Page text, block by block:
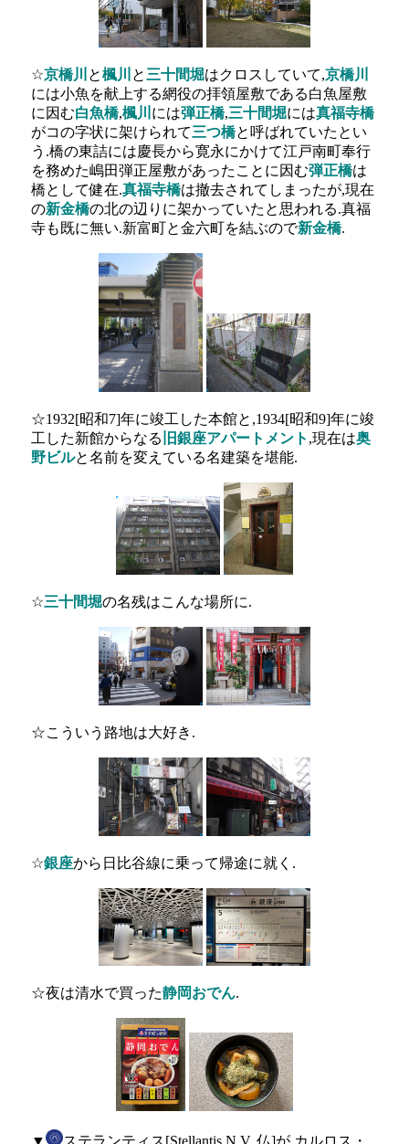
☆京橋川 と楓川 と 三十間堀はクロスしていて,京橋川
には小魚を献上する網役の拝領屋敷である白魚屋敷
に因む白魚橋,楓川 には弾正橋,三十間堀には真福寺橋
がコの字状に架けられて三つ橋と呼ばれていたとい
う.橋の東詰には慶長から寛永にかけて江戸南町奉行
を務めた嶋田弾正屋敷があったことに因む弾正橋は
橋として健在.真福寺橋は撤去されてしまったが,現在
の新金橋の北の辺りに架かっていたと思われる.真福
寺も既に無い.新富町と金六町を結ぶので新金橋.
☆1932[昭和7]年に竣工した本館と,1934[昭和9]年に竣
工した新館からなる 旧銀座アパートメント ,現在は奥
野ビルと名前を変えている名建築を堪能.
☆三十間堀の名残はこんな場所に.
☆こういう路地は大好き.
☆銀座から日比谷線に乗って帰途に就く.
☆夜は清水で買った静岡おでん.
▼
ステランティス[Stellantis N.V.,仏]が,カルロス・